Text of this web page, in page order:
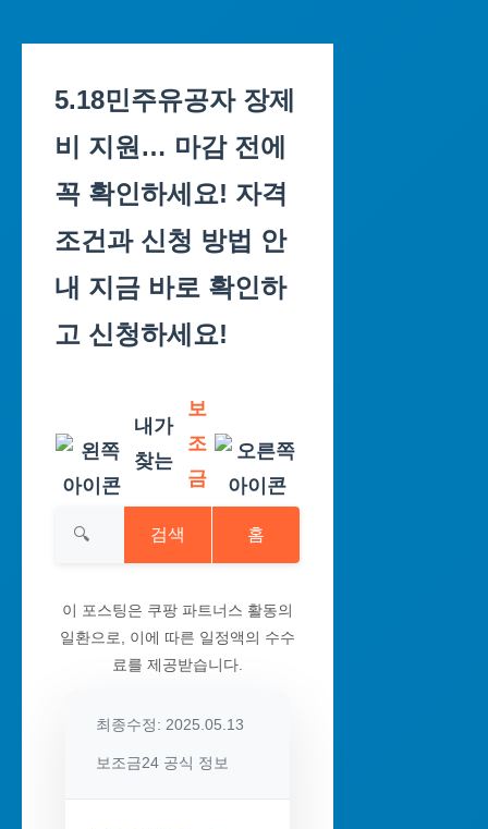
5.18민주유공자 장제
비 지원… 마감 전에
꼭 확인하세요! 자격
조건과 신청 방법 안
내 지금 바로 확인하
고 신청하세요!
내가
찾는
보
조
금
검색 홈
이 포스팅은 쿠팡 파트너스 활동의
일환으로, 이에 따른 일정액의 수수
료를 제공받습니다.
최종수정: 2025.05.13
보조금24 공식 정보